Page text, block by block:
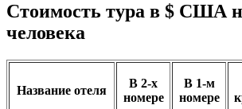
Стоимость тура в $ США
человека
Название отеля
В 2-х
номере
В 1-м
номере